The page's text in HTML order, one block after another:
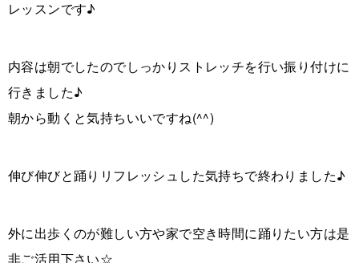
レッスンです♪
内容は朝でしたのでしっかりストレッチを行い振り付けに
行きました♪
朝から動くと気持ちいいですね(^^)
伸び伸びと踊りリフレッシュした気持ちで終わりました♪
外に出歩くのが難しい方や家で空き時間に踊りたい方は是
非ご活用下さい☆